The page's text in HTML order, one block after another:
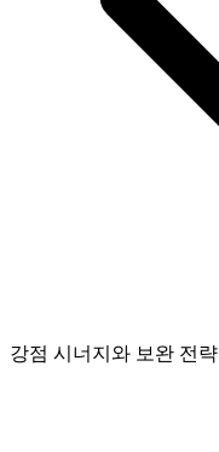
강점 시너지와 보완 전략